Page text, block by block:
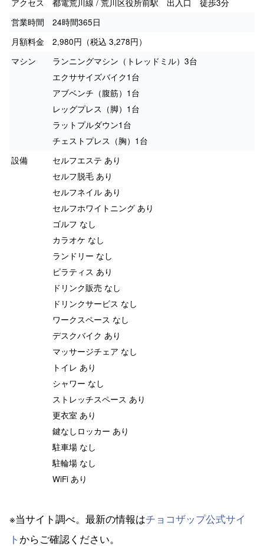
営業時間
24時間365日
月額料金
2,980円（税込 3,278円）
マシン
ランニングマシン（トレッドミル）3台
エクササイズバイク1台
アブベンチ（腹筋）1台
レッグプレス（脚）1台
ラットプルダウン1台
チェストプレス（胸）1台
設備
セルフエステ あり
セルフ脱毛 あり
セルフネイル あり
セルフホワイトニング あり
ゴルフ なし
カラオケ なし
ランドリー なし
ピラティス あり
ドリンク販売 なし
ドリンクサービス なし
ワークスペース なし
デスクバイク あり
マッサージチェア なし
トイレ あり
シャワー なし
ストレッチスペース あり
更衣室 あり
鍵なしロッカー あり
駐車場 なし
駐輪場 なし
WiFi あり
※当サイト調べ。最新の情報はチョコザップ公式サイ
ト からご確認ください。